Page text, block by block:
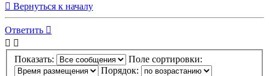
Вернуться к началу
Ответить
Показать:
Поле сортировки:
Порядок: